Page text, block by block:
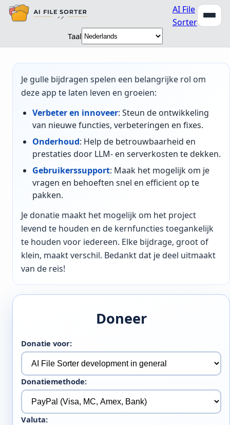
AI File
Sorter
Taal
Je gulle bijdragen spelen een belangrijke rol om
deze app te laten leven en groeien:
Verbeter en innoveer: Steun de ontwikkeling
van nieuwe functies, verbeteringen en fixes.
Onderhoud: Help de betrouwbaarheid en
prestaties door LLM- en serverkosten te dekken.
Gebruikerssupport: Maak het mogelijk om je
vragen en behoeften snel en efficient op te
pakken.
Je donatie maakt het mogelijk om het project
levend te houden en de kernfuncties toegankelijk
te houden voor iedereen. Elke bijdrage, groot of
klein, maakt verschil. Bedankt dat je deel uitmaakt
van de reis!
Doneer
Donatie voor:
Donatiemethode:
Valuta: